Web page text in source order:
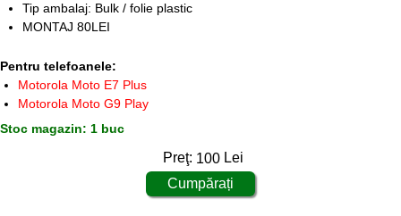
Tip ambalaj: Bulk / folie plastic
MONTAJ 80LEI
Pentru telefoanele:
Motorola Moto E7 Plus
Motorola Moto G9 Play
Stoc magazin: 1 buc
Preţ: 100Lei